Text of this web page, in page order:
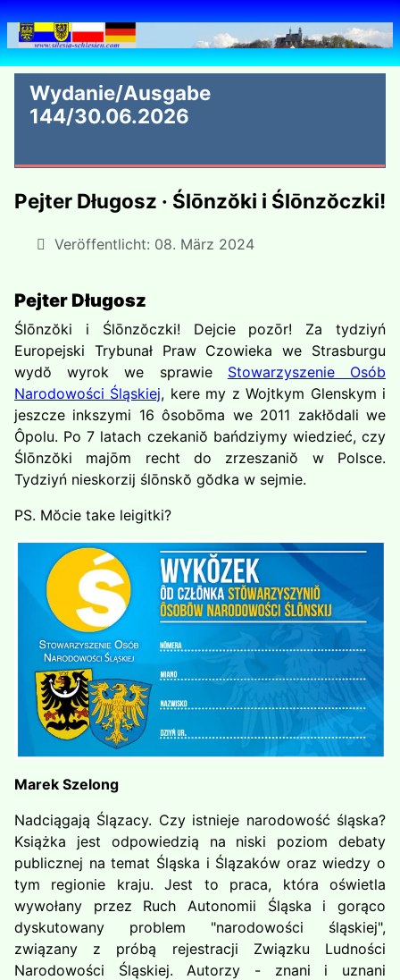
Wydanie/Ausgabe
144/30.06.2026
Pejter Długosz · Ślōnzŏki i Ślōnzŏczki!
Veröffentlicht: 08. März 2024
Pejter Długosz
Ślōnzŏki i Ślōnzŏczki! Dejcie pozōr! Za tydziyń
Europejski Trybunał Praw Czowieka we Strasburgu
wydŏ wyrok we sprawie Stowarzyszenie Osób
Narodowości Śląskiej, kere my z Wojtkym Glenskym i
jeszcze inkszymi 16 ôsobōma we 2011 zakłŏdali we
Ôpolu. Po 7 latach czekaniŏ bańdziymy wiedzieć, czy
Ślōnzŏki majōm recht do zrzeszaniŏ w Polsce.
Tydziyń nieskorzij ślōnskŏ gŏdka w sejmie.
PS. Mŏcie take leigitki?
Marek Szelong
Nadciągają Ślązacy. Czy istnieje narodowość śląska?
Książka jest odpowiedzią na niski poziom debaty
publicznej na temat Śląska i Ślązaków oraz wiedzy o
tym regionie kraju. Jest to praca, która oświetla
wywołany przez Ruch Autonomii Śląska i gorąco
dyskutowany problem "narodowości śląskiej",
związany z próbą rejestracji Związku Ludności
Narodowości Śląskiej. Autorzy - znani i uznani